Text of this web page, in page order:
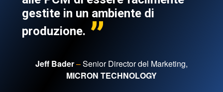
un ambiente di
Senior Director del Marketing,
TECHNOLOGY